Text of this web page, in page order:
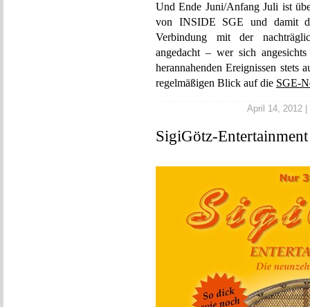
Und Ende Juni/Anfang Juli ist
von INSIDE SGE und damit
Verbindung mit der
angedacht – wer sich
herannahenden Ereignissen stets
regelmäßigen Blick auf die SGE-
April 14, 2012
SigiGötz-